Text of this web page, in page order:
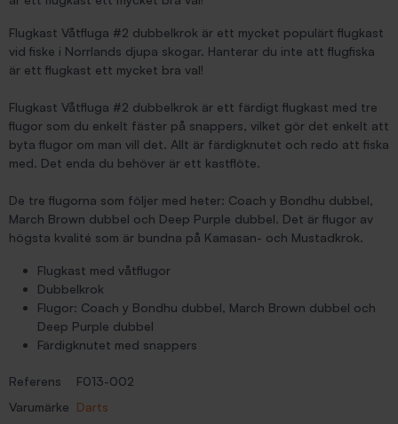
Flugkast Våtfluga #2 dubbelkrok är ett mycket populärt flugkast
vid fiske i Norrlands djupa skogar. Hanterar du inte att flugfiska
är ett flugkast ett mycket bra val!
Flugkast Våtfluga #2 dubbelkrok är ett färdigt flugkast med tre
flugor som du enkelt fäster på snappers, vilket gör det enkelt att
byta flugor om man vill det. Allt är färdigknutet och redo att fiska
med. Det enda du behöver är ett kastflöte.
De tre flugorna som följer med heter: Coach y Bondhu dubbel,
March Brown dubbel och Deep Purple dubbel. Det är flugor av
högsta kvalité som är bundna på Kamasan- och Mustadkrok.
Flugkast med våtflugor
Dubbelkrok
Flugor: Coach y Bondhu dubbel, March Brown dubbel och
Deep Purple dubbel
Färdigknutet med snappers
Referens
F013-002
Varumärke Darts